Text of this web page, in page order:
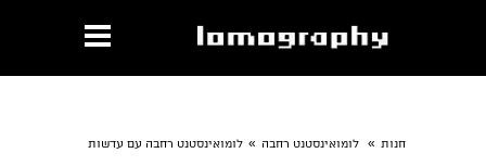
חנות » לומואינסטנט רחבה » לומואינסטנט רחבה עם עדשות